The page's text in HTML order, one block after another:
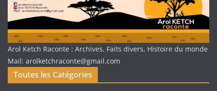
Arol Ketch Raconte : Archives, Faits divers, Histoire du monde
Mail: arolketchraconte@gmail.com
Toutes les Catégories